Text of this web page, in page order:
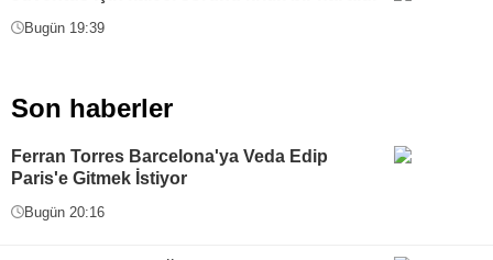
Bugün 19:39
Son haberler
Ferran Torres Barcelona'ya Veda Edip
Paris'e Gitmek İstiyor
Bugün 20:16